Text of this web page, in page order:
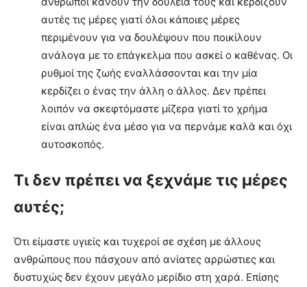
αυτές τις μέρες γιατί όλοι κάποιες μέρες
περιμένουν για να δουλέψουν που ποικίλουν
ανάλογα με το επάγκελμα που ασκεί ο καθένας. Οι
ρυθμοί της ζωής εναλλάσσονται και την μία
κερδίζει ο ένας την άλλη ο άλλος. Δεν πρέπει
λοιπόν να σκεφτόμαστε μίζερα γιατί το χρήμα
είναι απλώς ένα μέσο για να περνάμε καλά και όχι
αυτοσκοπός.
Τι δεν πρέπει να ξεχνάμε τις μέρες
αυτές;
Ότι είμαστε υγιείς και τυχεροί σε σχέση με άλλους
ανθρώπους που πάσχουν από ανίατες αρρώστιες και
δυστυχώς δεν έχουν μεγάλο μερίδιο στη χαρά. Επίσης